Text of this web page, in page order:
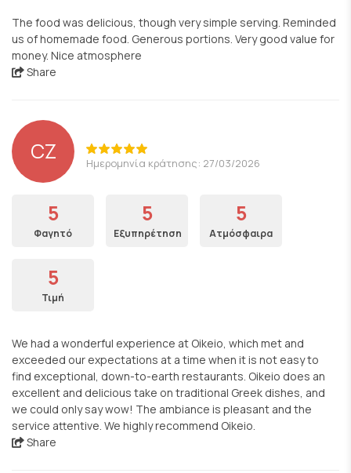
The food was delicious, though very simple serving. Reminded
us of homemade food. Generous portions. Very good value for
money. Nice atmosphere
Share
CZ Ημερομηνία κράτησης: 27/03/2026
5
Φαγητό
5
Εξυπηρέτηση
5
Ατμόσφαιρα
5
Τιμή
We had a wonderful experience at Oikeio, which met and
exceeded our expectations at a time when it is not easy to
find exceptional, down-to-earth restaurants. Oikeio does an
excellent and delicious take on traditional Greek dishes, and
we could only say wow! The ambiance is pleasant and the
service attentive. We highly recommend Oikeio.
Share